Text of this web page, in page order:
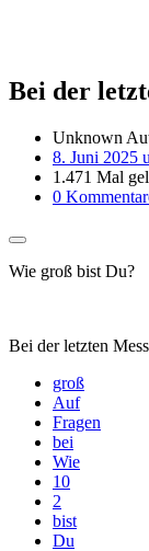
Bei der
Unknown
8. Juni 2025
1.471 Mal
0
Wie groß bist Du?
Bei der letzten
groß
Auf
Fragen
bei
Wie
10
2
bist
Du